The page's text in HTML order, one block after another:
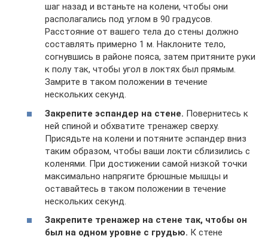
шаг назад и встаньте на колени, чтобы они
располагались под углом в 90 градусов.
Расстояние от вашего тела до стены должно
составлять примерно 1 м. Наклоните тело,
согнувшись в районе пояса, затем притяните руки
к полу так, чтобы угол в локтях был прямым.
Замрите в таком положении в течение
нескольких секунд.
Закрепите эспандер на стене. Повернитесь к
ней спиной и обхватите тренажер сверху.
Присядьте на колени и потяните эспандер вниз
таким образом, чтобы ваши локти сблизились с
коленями. При достижении самой низкой точки
максимально напрягите брюшные мышцы и
оставайтесь в таком положении в течение
нескольких секунд.
Закрепите тренажер на стене так, чтобы он
был на одном уровне с грудью. К стене